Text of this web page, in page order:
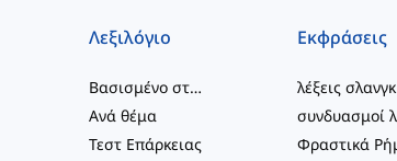
Λεξιλόγιο
Βασισμένο στο επίπεδο
Ανά θέμα
Τεστ Επάρκειας
Εκφράσεις
λέξεις σλανγκ